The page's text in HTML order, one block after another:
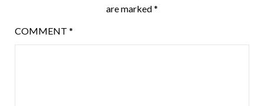
are marked*
COMMENT *